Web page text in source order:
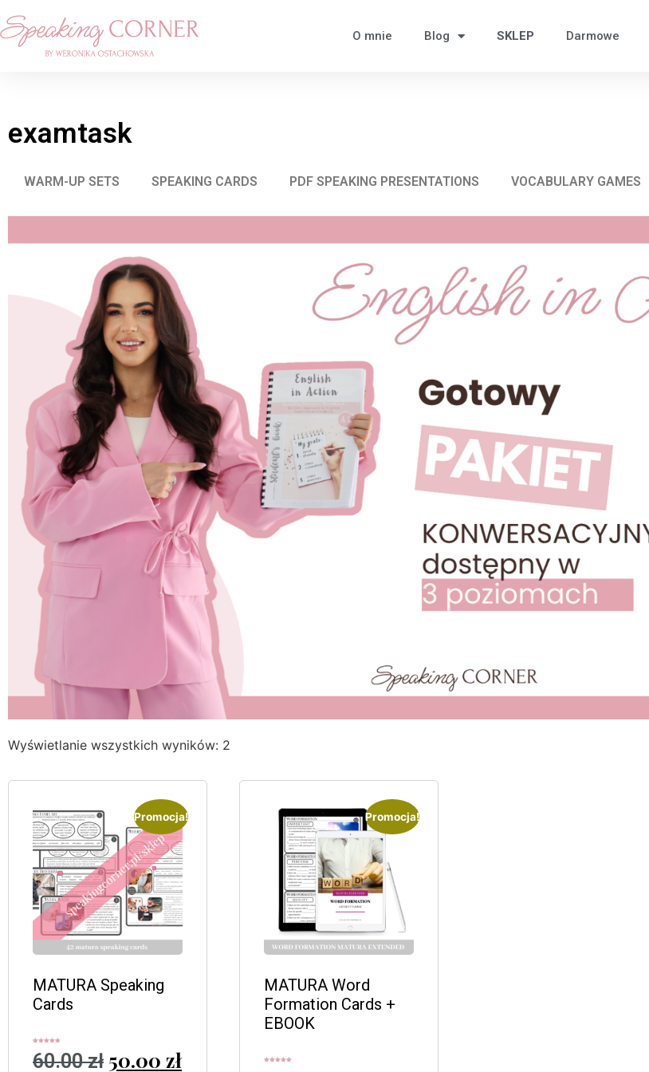
O mnie Blog SKLEP Darmowe
examtask
WARM-UP SETS SPEAKING CARDS PDF SPEAKING PRESENTATIONS VOCABULARY GAMES
Wyświetlanie wszystkich wyników: 2
Promocja!
MATURA Speaking
Cards
5.00
na 5
60.00zł 50.00 zł
Promocja!
MATURA Word
Formation Cards +
EBOOK